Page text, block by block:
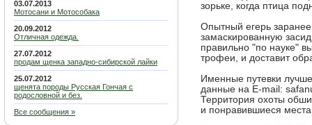
03.07.2013
Мотосани и Мотособака
20.09.2012
Отличная одежда.
27.07.2012
продам щенка западно-сибирской лайки
25.07.2012
щенята породы Русская Гончая с
родословной и без.
Все сообщения »
зорьке, когда птица
Опытный егерь
замаскированную
правильно "по науке"
трофеи, и доставит
Именные путевки
данные на E-mail:
Территория охоты
и понравившиеся